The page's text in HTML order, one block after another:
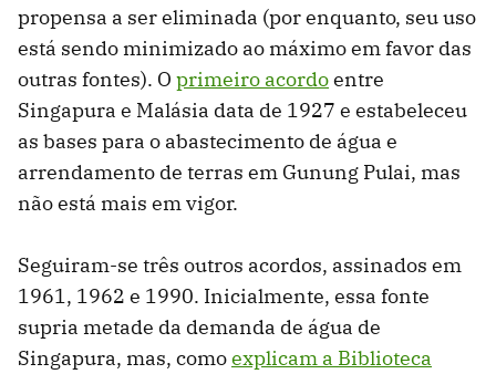
propensa a ser eliminada (por enquanto, seu uso
está sendo minimizado ao máximo em favor das
outras fontes). O primeiro acordoentre
Singapura e Malásia data de 1927 e estabeleceu
as bases para o abastecimento de água e
arrendamento de terras em Gunung Pulai, mas
não está mais em vigor.
Seguiram-se três outros acordos, assinados em
1961, 1962 e 1990. Inicialmente, essa fonte
supria metade da demanda de água de
Singapura, mas, comoexplicam a Biblioteca